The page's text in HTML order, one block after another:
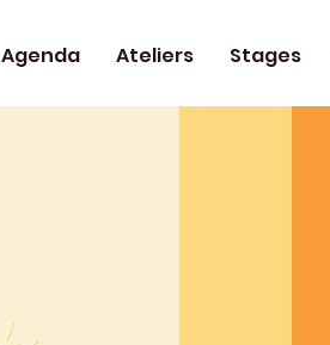
Agenda Ateliers Stages